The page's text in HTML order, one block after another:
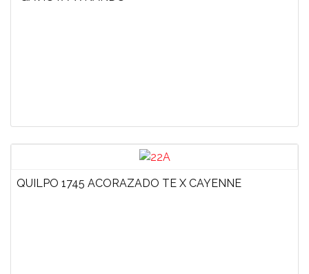
QUILPO 1745 ACORAZADO TE X CAYENNE